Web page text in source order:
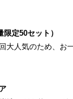
定50セット）
大人気のため、お